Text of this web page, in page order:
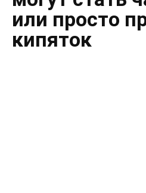
или просто
кипяток